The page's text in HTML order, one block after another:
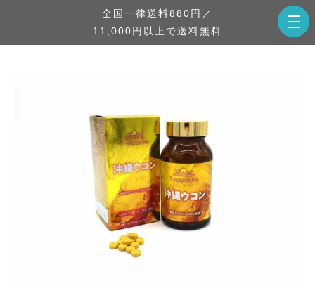
全国一律送料880円／
11,000円以上で送料無料